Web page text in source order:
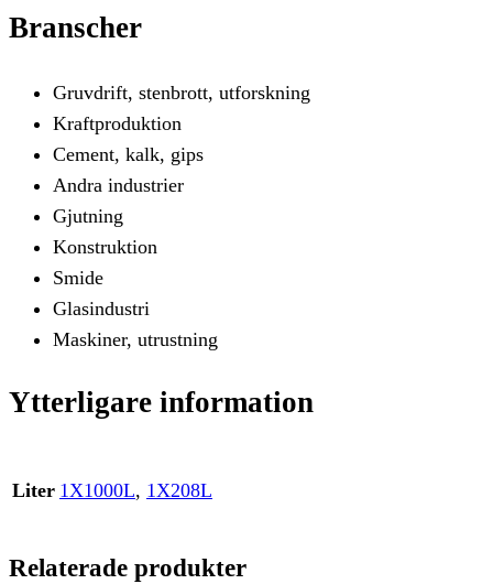
Branscher
Gruvdrift, stenbrott, utforskning
Kraftproduktion
Cement, kalk, gips
Andra industrier
Gjutning
Konstruktion
Smide
Glasindustri
Maskiner, utrustning
Ytterligare information
Liter 1X1000L, 1X208L
Relaterade produkter